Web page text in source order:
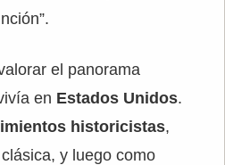
el panorama
en Estados Unidos.
historicistas,
y luego como